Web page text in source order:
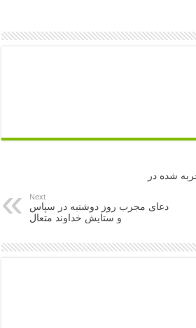
شده در
Next
دعای مجرب روز دوشنبه در سپاس
و ستایش خداوند متعال